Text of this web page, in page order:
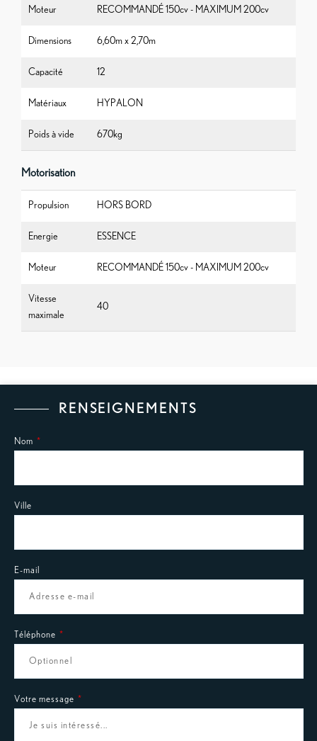
Moteur RECOMMANDÉ 150cv - MAXIMUM 200cv
Dimensions 6,60m x 2,70m
Capacité 12
Matériaux HYPALON
Poids à vide 670kg
Motorisation
Propulsion HORS BORD
Energie ESSENCE
Moteur RECOMMANDÉ 150cv - MAXIMUM 200cv
Vitesse
maximale
40
RENSEIGNEMENTS
Nom
Ville
E-mail
Téléphone
Votre message